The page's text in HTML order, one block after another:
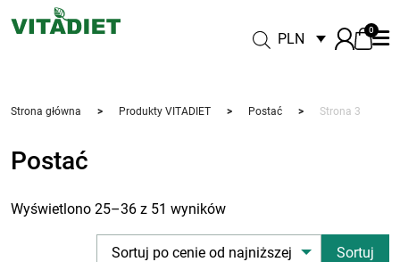
PLN
0
Strona główna > Produkty VITADIET > Postać > Strona 3
Postać
Wyświetlono 25–36 z 51 wyników
Sortuj po cenie od najniższej